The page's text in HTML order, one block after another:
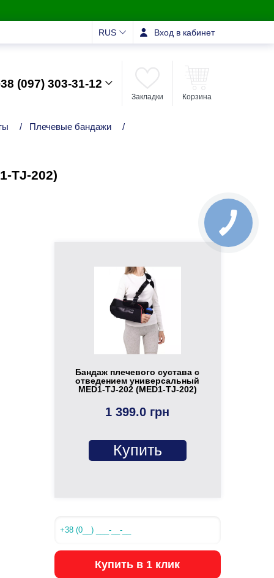
RUS Вход в кабинет
(097) 303-31-12
Закладки Корзина
/ Плечевые бандажи /
TJ-202)
Бандаж плечевого сустава с
отведением универсальный
MED1-TJ-202 (MED1-TJ-202)
1 399.0 грн
Купить
Купить в 1 клик